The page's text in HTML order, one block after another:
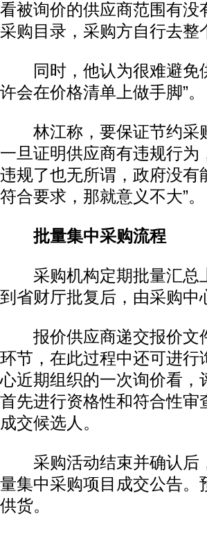
看被询价的供应商范围有
采购目录，采购方自行去
同时，他认为很难避免
许会在价格清单上做手脚”。
林江称，要保证节约采
一旦证明供应商有违规行为
违规了也无所谓，政府没
符合要求，那就意义不大”。
批量集中采购流程
采购机构定期批量汇总
到省财厅批复后，由采购中
报价供应商递交报价文
环节，在此过程中还可进
心近期组织的一次询价看
首先进行资格性和符合性
成交候选人。
采购活动结束并确认后
量集中采购项目成交公告
供货。